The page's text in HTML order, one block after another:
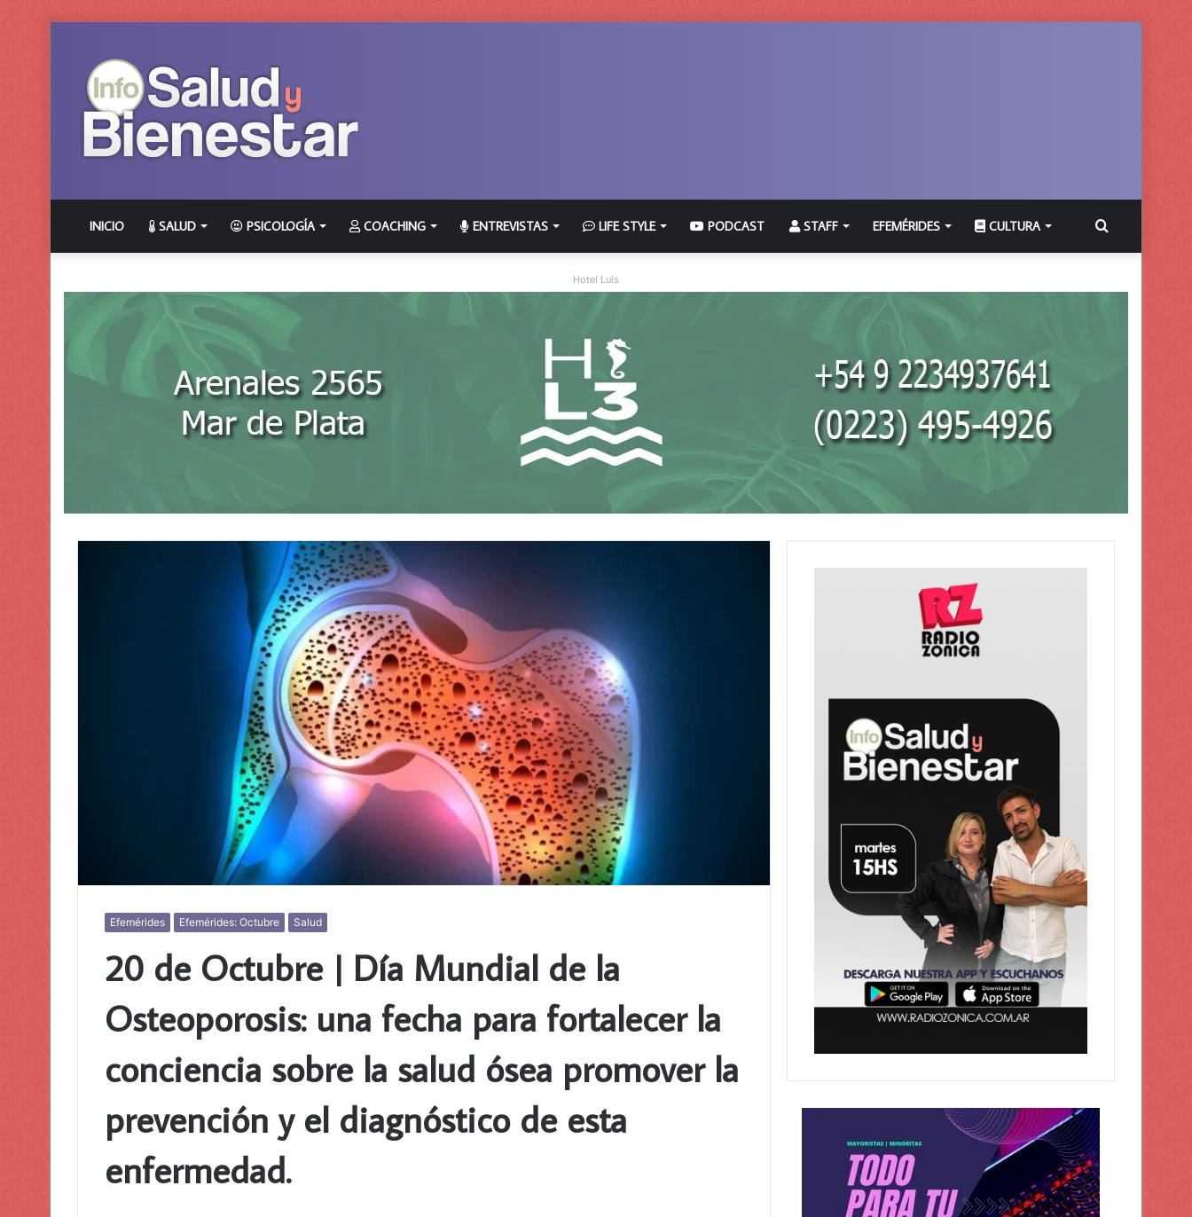
INICIO SALUD PSICOLOGÍA COACHING ENTREVISTAS LIFE STYLE PODCAST STAFF EFEMÉRIDES CULTURA Buscar
Hotel Luis
Efemérides Efemérides: Octubre Salud
20 de Octubre | Día Mundial de la
Osteoporosis: una fecha para fortalecer la
conciencia sobre la salud ósea promover la
prevención y el diagnóstico de esta
enfermedad.